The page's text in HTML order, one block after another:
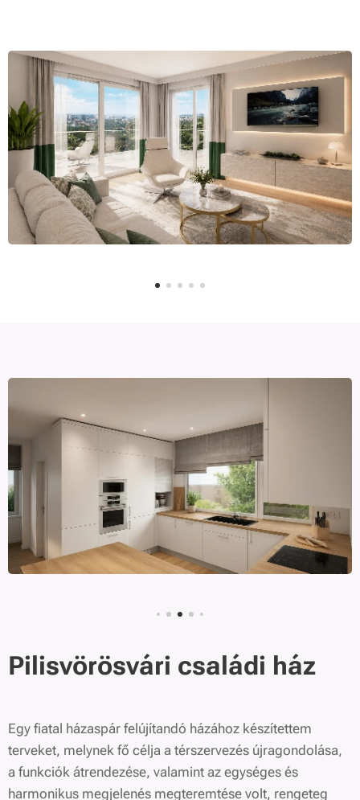
Pilisvörösvári családi ház
Egy fiatal házaspár felújítandó házához készítettem
terveket, melynek fő célja a térszervezés újragondolása,
a funkciók átrendezése, valamint az egységes és
harmonikus megjelenés megteremtése volt, rengeteg